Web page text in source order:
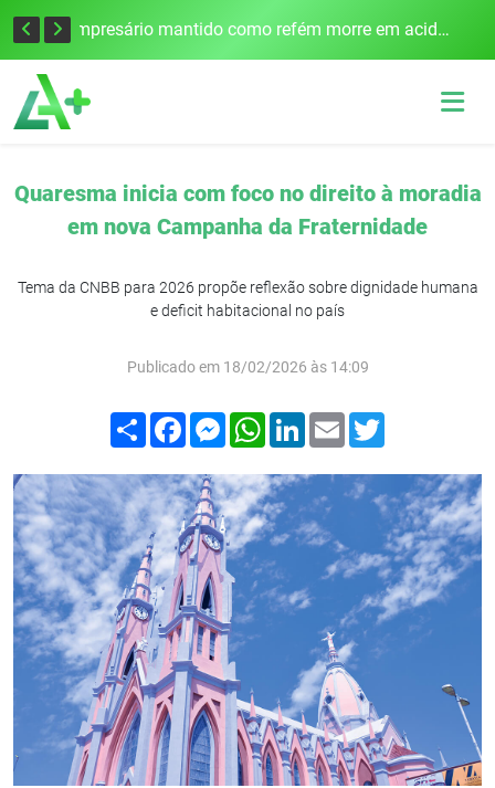
Edital para construção de ponte entre Itapiranga e Barra do Guarita deve ser lançado no segundo semestre Empresário mantido como refém morre em acidente após assalto em Cerro Largo
Quaresma inicia com foco no direito à moradia
em nova Campanha da Fraternidade
Tema da CNBB para 2026 propõe reflexão sobre dignidade humana
e deficit habitacional no país
Publicado em 18/02/2026 às 14:09
Compartilhar
FacebookMessenger
WhatsApp
LinkedIn
Email